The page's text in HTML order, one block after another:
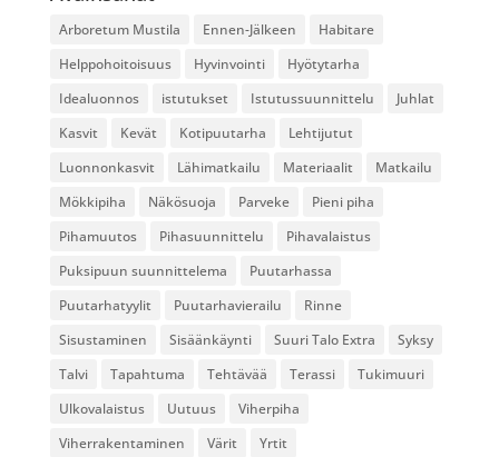
Arboretum Mustila Ennen-Jälkeen
Habitare
Helppohoitoisuus
Hyvinvointi
Hyötytarha
Idealuonnos
istutukset Istutussuunnittelu
Juhlat
Kasvit
Kevät Kotipuutarha
Lehtijutut
Luonnonkasvit
Lähimatkailu Materiaalit
Matkailu
Mökkipiha
Näkösuoja Parveke
Pieni piha
Pihamuutos
Pihasuunnittelu
Pihavalaistus
Puksipuun suunnittelema
Puutarhassa
Puutarhatyylit
Puutarhavierailu
Rinne
Sisustaminen
Sisäänkäynti Suuri Talo Extra
Syksy
Talvi
Tapahtuma Tehtävää Terassi
Tukimuuri
Ulkovalaistus
Uutuus
Viherpiha
Viherrakentaminen
Värit Yrtit